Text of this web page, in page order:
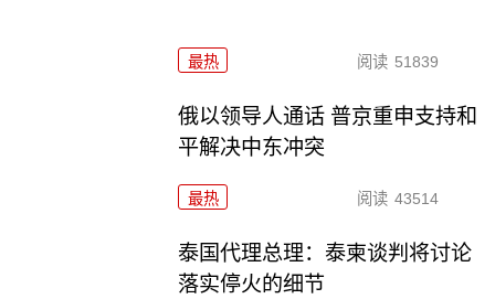
最热 阅读 51839
俄以领导人通话 普京重申支持和
平解决中东冲突
最热 阅读 43514
泰国代理总理：泰柬谈判将讨论
落实停火的细节